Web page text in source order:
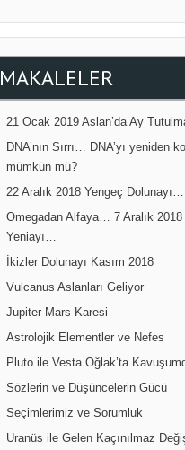
MAKALELER
21 Ocak 2019 Aslan’da Ay
DNA’nın Sırrı… DNA’yı yeniden
mümkün mü?
22 Aralık 2018 Yengeç Dolunayı…
Omegadan Alfaya… 7 Aralık 2018
Yeniayı…
İkizler Dolunayı Kasım 2018
Vulcanus Aslanları Geliyor
Jupiter-Mars Karesi
Astrolojik Elementler ve Nefes
Pluto ile Vesta Oğlak’ta
Sözlerin ve Düşüncelerin Gücü
Seçimlerimiz ve Sorumluk
Uranüs ile Gelen Kaçınılmaz